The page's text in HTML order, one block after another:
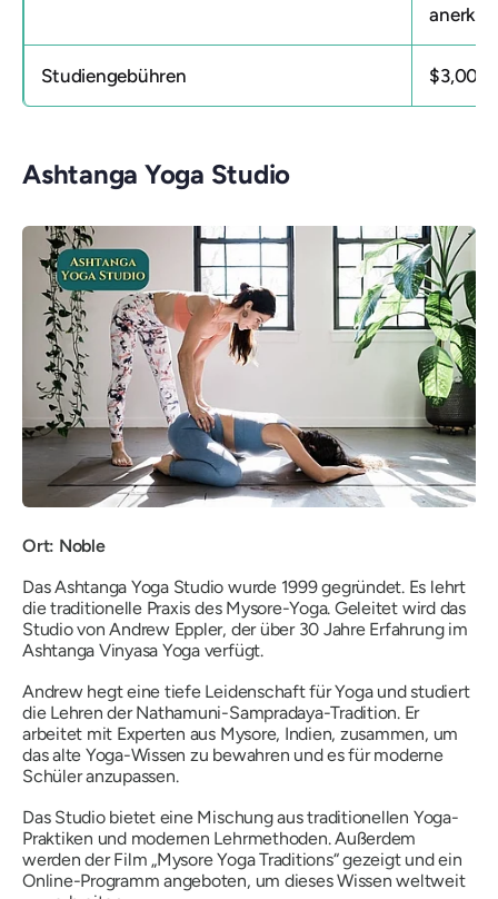
Studiengebühren $3,000
Ashtanga Yoga Studio
Ort: Noble
Das Ashtanga Yoga Studio wurde 1999 gegründet. Es lehrt
die traditionelle Praxis des Mysore-Yoga. Geleitet wird das
Studio von Andrew Eppler, der über 30 Jahre Erfahrung im
Ashtanga Vinyasa Yoga verfügt.
Andrew hegt eine tiefe Leidenschaft für Yoga und studiert
die Lehren der Nathamuni-Sampradaya-Tradition. Er
arbeitet mit Experten aus Mysore, Indien, zusammen, um
das alte Yoga-Wissen zu bewahren und es für moderne
Schüler anzupassen.
Das Studio bietet eine Mischung aus traditionellen Yoga-
Praktiken und modernen Lehrmethoden. Außerdem
werden der Film „Mysore Yoga Traditions“ gezeigt und ein
Online-Programm angeboten, um dieses Wissen weltweit